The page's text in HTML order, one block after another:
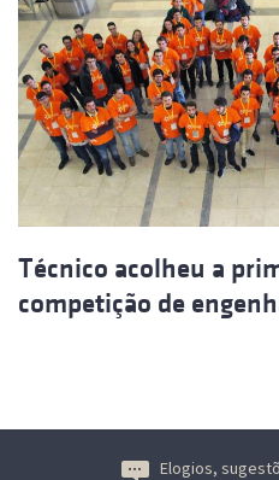
Técnico acolheu a
competição de
Elogios,